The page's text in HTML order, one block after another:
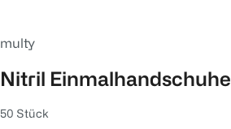
multy
Nitril Einmalhandschuhe
50 Stück